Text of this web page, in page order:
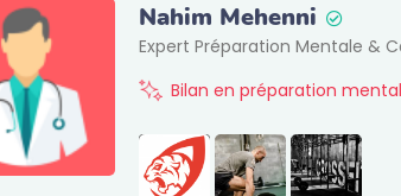
Nahim Mehenni
Expert Préparation Mentale &
Bilan en préparation